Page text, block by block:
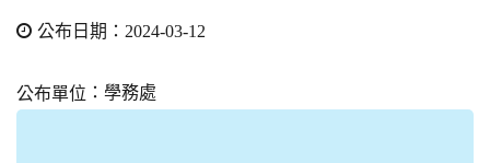
公布日期：2024-03-12
公布單位 ：學務處